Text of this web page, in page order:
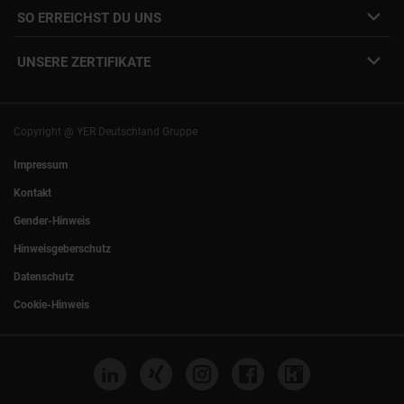
Unsere Standorte
Presse
SO ERREICHST DU UNS
+49 (0)89 540210-0
Rostock| Berlin
UNSERE ZERTIFIKATE
Copyright @ YER Deutschland Gruppe
Impressum
Kontakt
Gender-Hinweis
Hinweisgeberschutz
Datenschutz
Cookie-Hinweis